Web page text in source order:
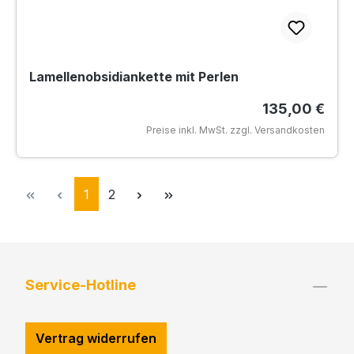
Lamellenobsidiankette mit Perlen
Regulärer
135,00 €
Preise inkl. MwSt. zzgl. Versandkosten
Seite
1 Seite
2
Service-Hotline
Vertrag widerrufen